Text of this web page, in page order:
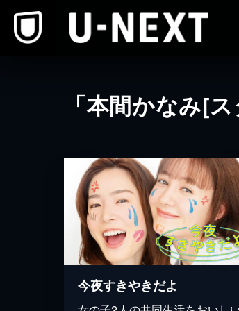
「本間かなみ[
今夜すきやきだよ